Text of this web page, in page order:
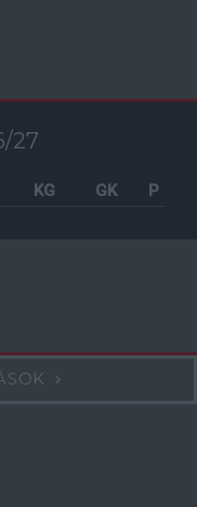
27
KG GK P